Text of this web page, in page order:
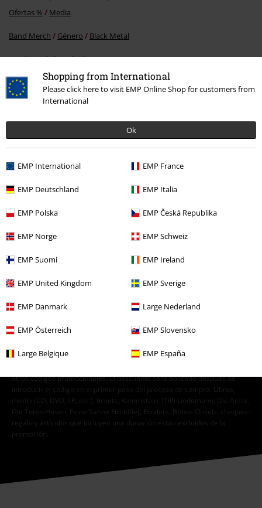
Shopping from International
Please click here to visit EMP Online Shop for customers from
International
Ok
EMP International EMP France
EMP Deutschland EMP Italia
EMP Polska EMP Česká Republika
EMP Norge EMP Schweiz
EMP Suomi EMP Ireland
EMP United Kingdom EMP Sverige
EMP Danmark Large Nederland
EMP Österreich EMP Slovensko
Large Belgique EMP España
Ofertas % Media
Band Merch Género Black Metal
Band Merch Media MCs
Band Merch Top Bands Bathory
descuento
E-mail Newsletter
suscríbete ahora!Más
Doy mi consentimiento para recibir la newsletter de EMP y acepto que
personales con el fin de informarme de manera personalizada y regular
sobre su oferta. El tratamiento de mis datos personales se llevará a cabo
de acuerdo con lo establecido en la
Política de Privacidad
mi consentimiento en cualquier momento haciendo clic en el enlace de
baja presente en cada newsletter.
Darme de baja de la newsletter
aquí.
otros códigos promocionales. El descuento será aplicado después de
introducir el código en el primer paso del proceso de compra. Libros,
media (CD, DVD, LP, etc.), tickets, Rammstein, (Till) Lindemann, Die Ärzte,
Die Toten Hosen, Feine Sahne Fischfilet, Broilers, Böhse Onkelz, cheques-
regalo y artículos que incluyen una donación están excluidos de la
promoción.